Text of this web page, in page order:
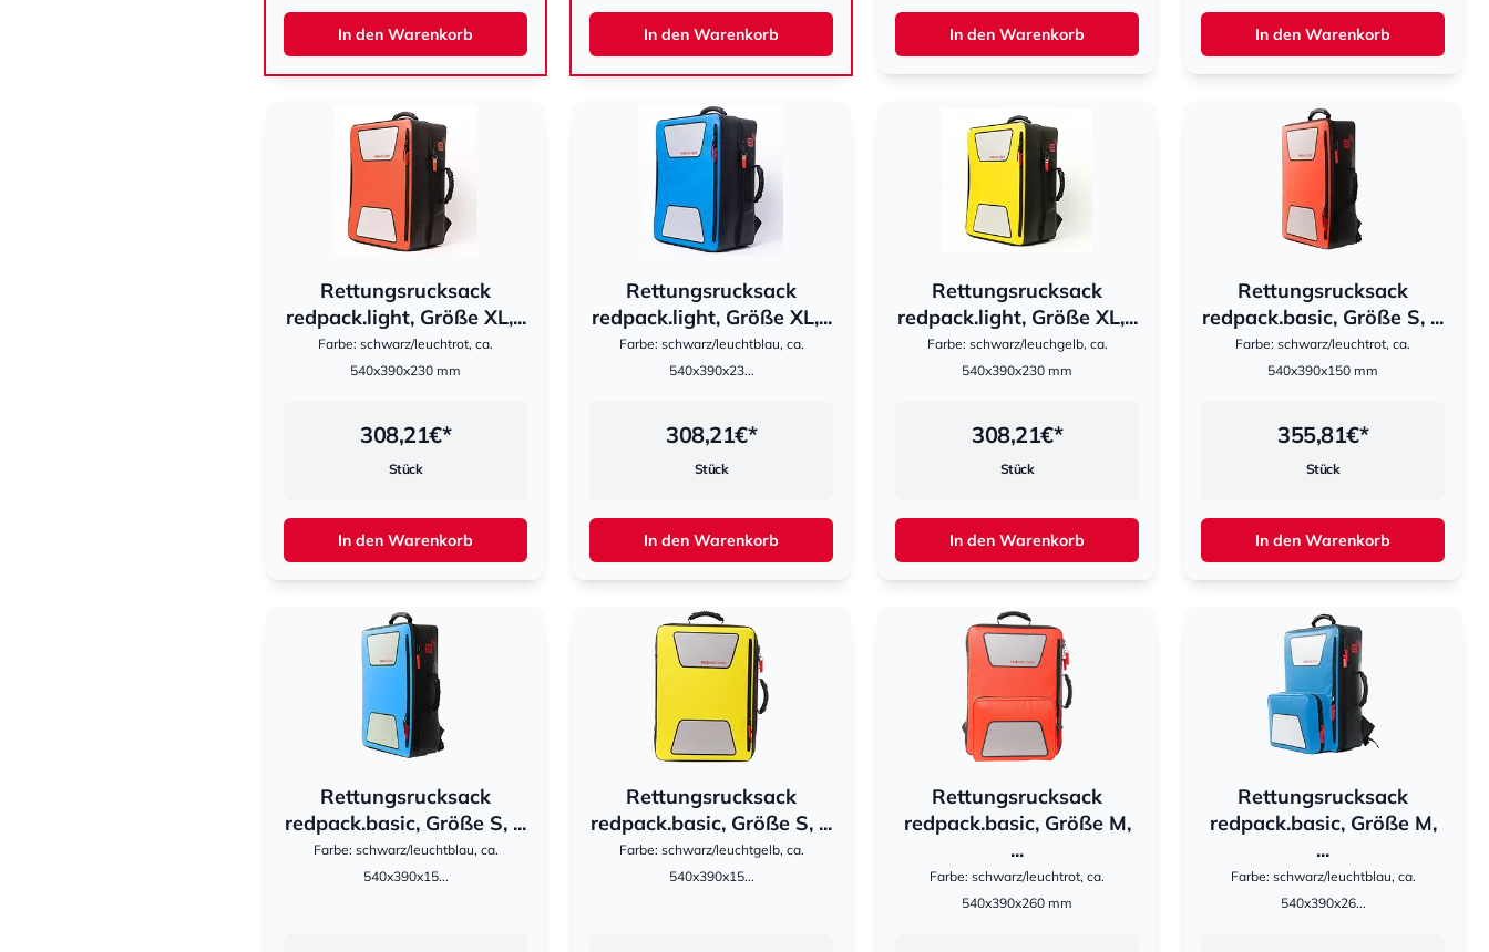
In den Warenkorb In den Warenkorb In den Warenkorb In den Warenkorb
Rettungsrucksack
redpack.light, Größe XL,...
Farbe: schwarz/leuchtrot, ca.
540x390x230 mm
hestomed
308,21€*
Stück
In den Warenkorb
Rettungsrucksack
redpack.light, Größe XL,...
Farbe: schwarz/leuchtblau, ca.
540x390x23...
hestomed
308,21€*
Stück
In den Warenkorb
Rettungsrucksack
redpack.light, Größe XL,...
Farbe: schwarz/leuchgelb, ca.
540x390x230 mm
hestomed
308,21€*
Stück
In den Warenkorb
Rettungsrucksack
redpack.basic, Größe S, ...
Farbe: schwarz/leuchtrot, ca.
540x390x150 mm
hestomed
355,81€*
Stück
In den Warenkorb
Rettungsrucksack
redpack.basic, Größe S, ...
Farbe: schwarz/leuchtblau, ca.
540x390x15...
hestomed
Rettungsrucksack
redpack.basic, Größe S, ...
Farbe: schwarz/leuchtgelb, ca.
540x390x15...
hestomed
Rettungsrucksack
redpack.basic, Größe M,
...
Farbe: schwarz/leuchtrot, ca.
540x390x260 mm
hestomed
Rettungsrucksack
redpack.basic, Größe M,
...
Farbe: schwarz/leuchtblau, ca.
540x390x26...
hestomed